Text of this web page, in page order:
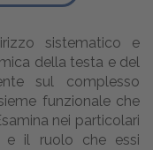
sistematico e
della testa e del
sul complesso
funzionale che
nei particolari
e il ruolo che essi